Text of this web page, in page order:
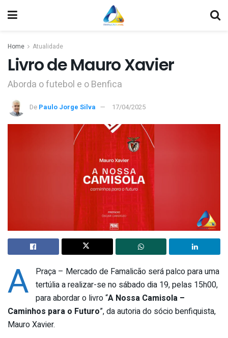
Home Atualidade
Livro de Mauro Xavier
Aborda o futebol e o Benfica
De Paulo Jorge Silva 17/04/2025
A
Praça – Mercado de Famalicão será palco para uma
tertúlia a realizar-se no sábado dia 19, pelas 15h00,
para abordar o livro “A Nossa Camisola –
Caminhos para o Futuro”, da autoria do sócio benfiquista,
Mauro Xavier.